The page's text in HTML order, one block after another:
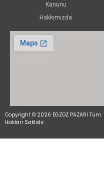
Kanunu
Hakkımızda
Copyright © 2026 EGZOZ PAZARI Tüm
Hakları Saklıdır.